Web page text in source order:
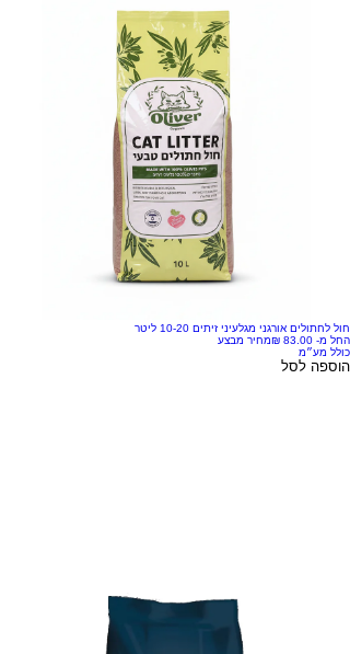
חול לחתולים אורגני מגלעיני זיתים 10-20 ליטר
החל מ-
מחיר מבצע
כולל מע״מ
הוספה לסל